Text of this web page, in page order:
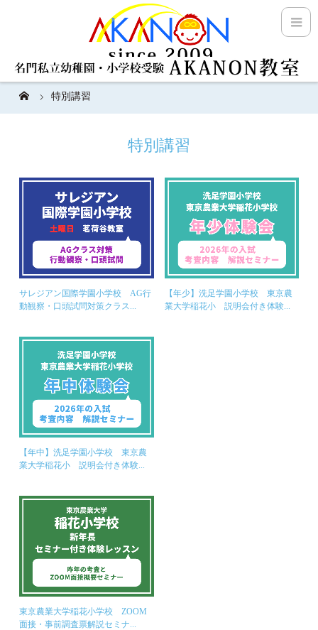
特別講習
特別講習
サレジアン国際学園小学校 AG行
動観察・口頭試問対策クラス...
【年少】洗足学園小学校 東京農
業大学稲花小 説明会付き体験...
【年中】洗足学園小学校 東京農
業大学稲花小 説明会付き体験...
東京農業大学稲花小学校 ZOOM
面接・事前調査票解説セミナ...